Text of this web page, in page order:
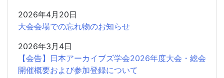
2026年4月20日
大会会場での忘れ物のお知らせ
2026年3月4日
【会告】日本アーカイブズ学会2026年度大会・総会
開催概要および参加登録について